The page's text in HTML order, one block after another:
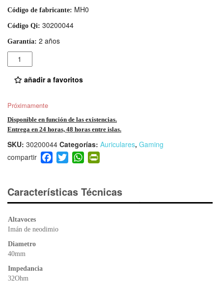
Código de fabricante: MH0
Código Qi: 30200044
Garantía: 2 años
Cantidad
añadir a favoritos
Próximamente
Disponible en función de las existencias.
Entrega en 24 horas, 48 horas entre islas.
SKU: 30200044 Categorías: Auriculares, Gaming
F
a
e
b
o
T
wi
er
W
h
s
A
ri
e
Características Técnicas
Altavoces
Imán de neodimio
Diametro
40mm
Impedancia
32Ohm